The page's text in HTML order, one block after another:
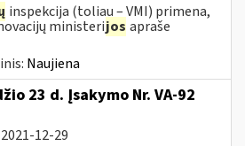
inspekcija (toliau – VMI) primena,
ministerijos apraše
Naujiena
23 d. Įsakymo Nr. VA-92
2021-12-29